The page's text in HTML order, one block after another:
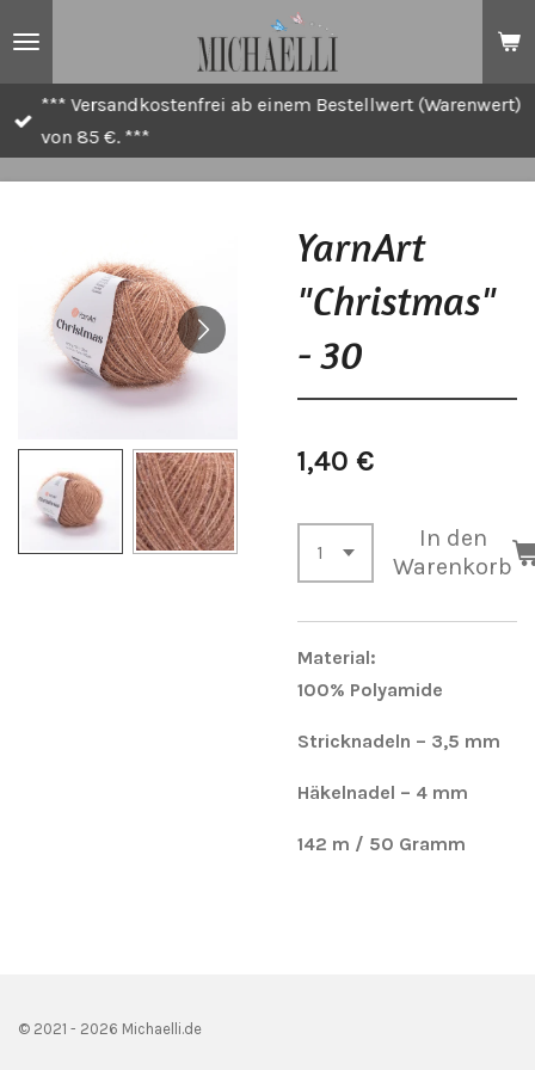
*** Versandkostenfrei ab einem Bestellwert (Warenwert)
von 85 €. ***
YarnArt
"Christmas"
- 30
1,40 €
In den
Warenkorb
Material:
100% Polyamide
Stricknadeln – 3,5 mm
Häkelnadel – 4 mm
142 m / 50 Gramm
© 2021 - 2026 Michaelli.de